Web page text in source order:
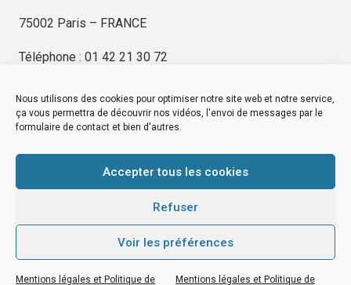
Nous utilisons des cookies pour optimiser notre site web et notre service,
ça vous permettra de découvrir nos vidéos, l'envoi de messages par le
formulaire de contact et bien d'autres.
Accepter tous les cookies
Refuser
Voir les préférences
Mentions légales et Politique de Mentions légales et Politique de
75002 Paris – FRANCE
Téléphone : 01 42 21 30 72
© byeDovel.com
editionskime.fr